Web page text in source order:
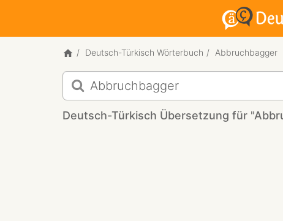
Deutsch-Türkisch Wörterbuch Abbruchbagger
Deutsch-
Türkisch
Übersetzung
für
Deutsch-Türkisch Übersetzung für